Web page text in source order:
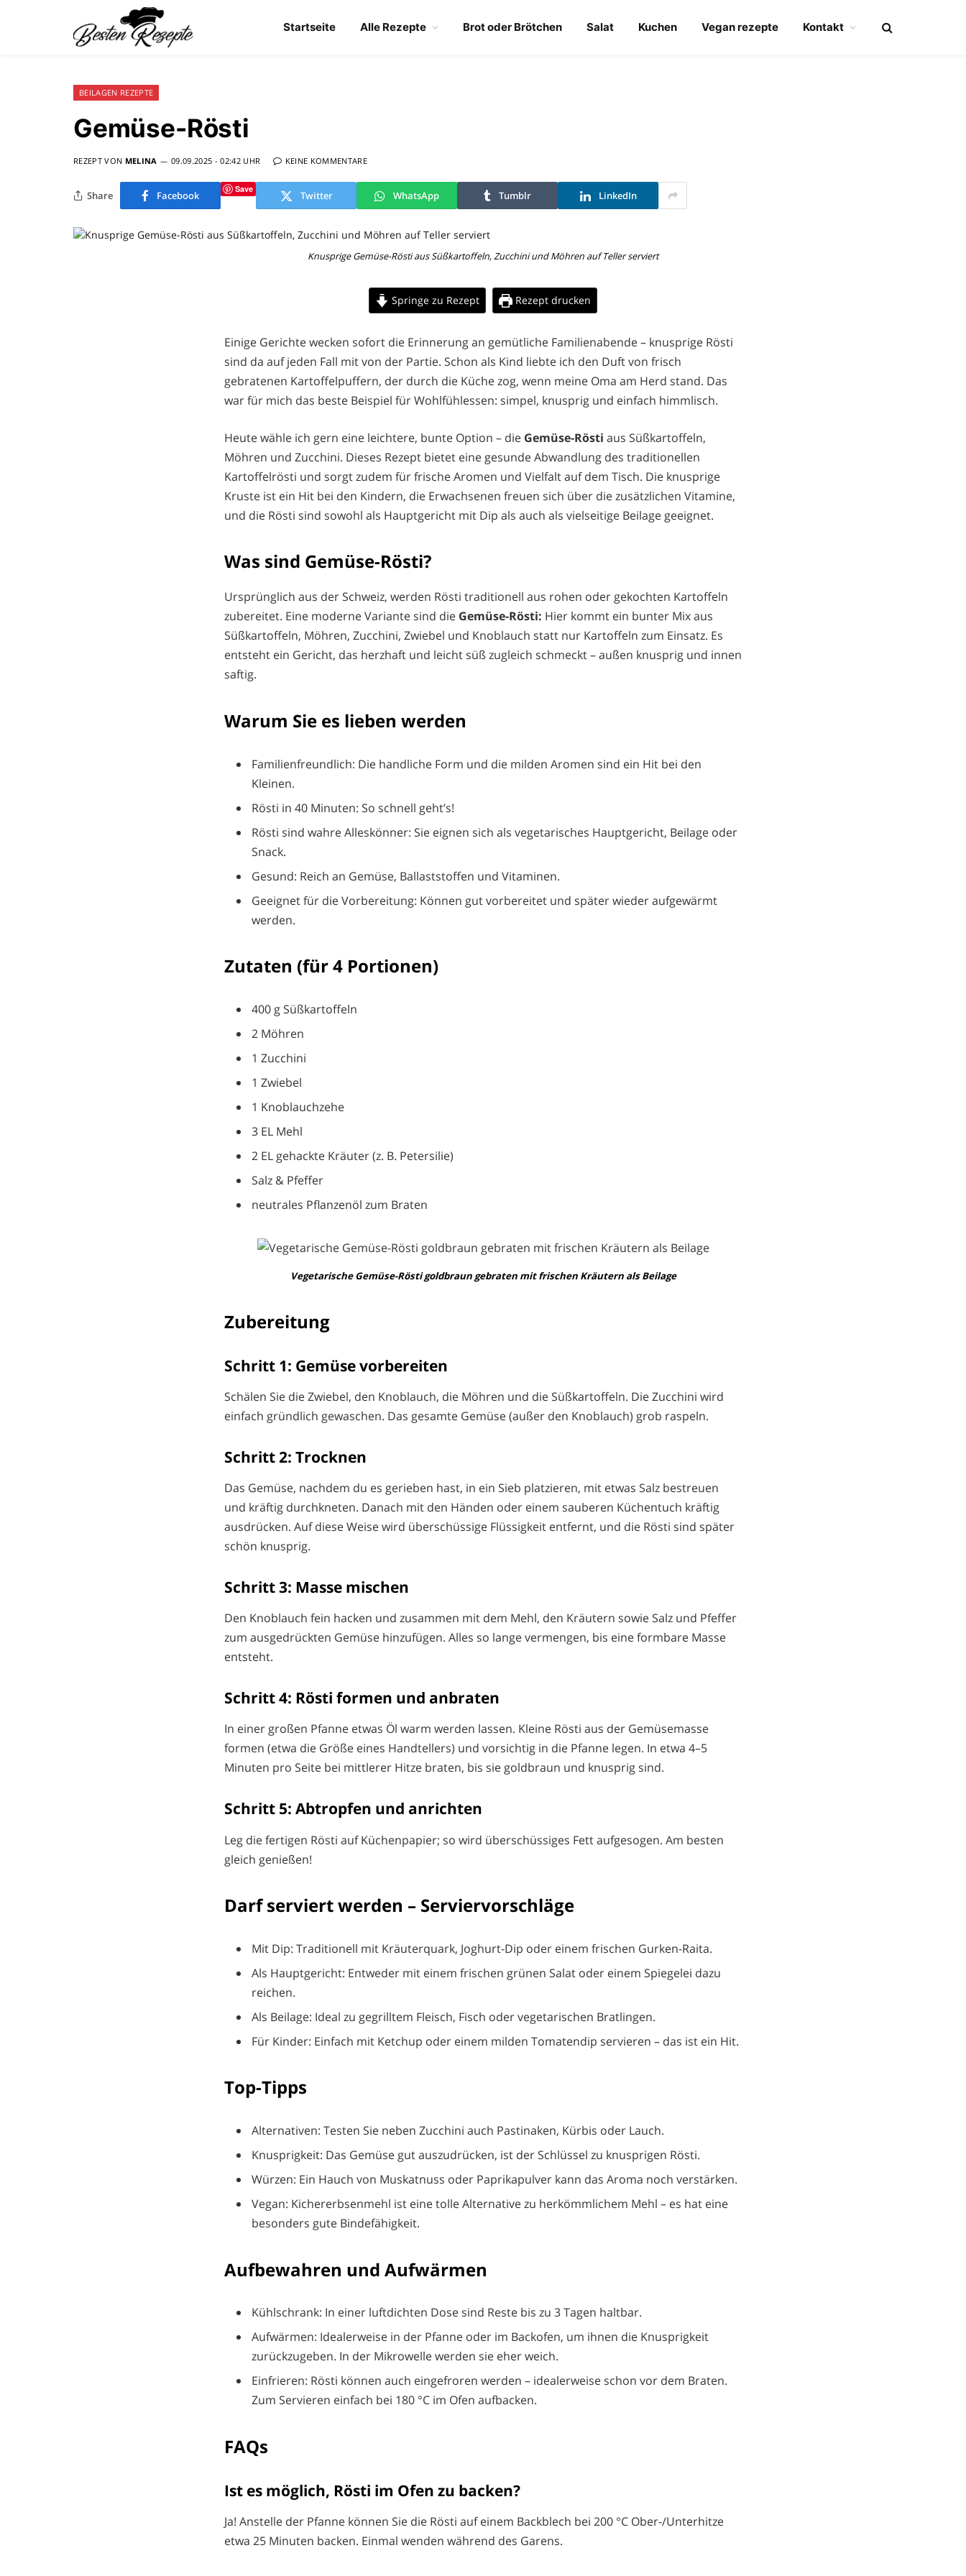
Startseite Alle Rezepte Brot oder Brötchen Salat Kuchen Vegan rezepte Kontakt
BEILAGEN REZEPTE
Gemüse-Rösti
REZEPT VON MELINA 09.09.2025 - 02:42 UHR KEINE KOMMENTARE
Share Facebook Save Twitter WhatsApp Tumblr LinkedIn
Knusprige Gemüse-Rösti aus Süßkartoffeln, Zucchini und Möhren auf Teller serviert
Springe zu Rezept Rezept drucken
Einige Gerichte wecken sofort die Erinnerung an gemütliche Familienabende – knusprige Rösti
sind da auf jeden Fall mit von der Partie. Schon als Kind liebte ich den Duft von frisch
gebratenen Kartoffelpuffern, der durch die Küche zog, wenn meine Oma am Herd stand. Das
war für mich das beste Beispiel für Wohlfühlessen: simpel, knusprig und einfach himmlisch.
Heute wähle ich gern eine leichtere, bunte Option – die Gemüse-Rösti aus Süßkartoffeln,
Möhren und Zucchini. Dieses Rezept bietet eine gesunde Abwandlung des traditionellen
Kartoffelrösti und sorgt zudem für frische Aromen und Vielfalt auf dem Tisch. Die knusprige
Kruste ist ein Hit bei den Kindern, die Erwachsenen freuen sich über die zusätzlichen Vitamine,
und die Rösti sind sowohl als Hauptgericht mit Dip als auch als vielseitige Beilage geeignet.
Was sind Gemüse-Rösti?
Ursprünglich aus der Schweiz, werden Rösti traditionell aus rohen oder gekochten Kartoffeln
zubereitet. Eine moderne Variante sind die Gemüse-Rösti: Hier kommt ein bunter Mix aus
Süßkartoffeln, Möhren, Zucchini, Zwiebel und Knoblauch statt nur Kartoffeln zum Einsatz. Es
entsteht ein Gericht, das herzhaft und leicht süß zugleich schmeckt – außen knusprig und innen
saftig.
Warum Sie es lieben werden
Familienfreundlich: Die handliche Form und die milden Aromen sind ein Hit bei den
Kleinen.
Rösti in 40 Minuten: So schnell geht’s!
Rösti sind wahre Alleskönner: Sie eignen sich als vegetarisches Hauptgericht, Beilage oder
Snack.
Gesund: Reich an Gemüse, Ballaststoffen und Vitaminen.
Geeignet für die Vorbereitung: Können gut vorbereitet und später wieder aufgewärmt
werden.
Zutaten (für 4 Portionen)
400 g Süßkartoffeln
2 Möhren
1 Zucchini
1 Zwiebel
1 Knoblauchzehe
3 EL Mehl
2 EL gehackte Kräuter (z. B. Petersilie)
Salz & Pfeffer
neutrales Pflanzenöl zum Braten
Vegetarische Gemüse-Rösti goldbraun gebraten mit frischen Kräutern als Beilage
Zubereitung
Schritt 1: Gemüse vorbereiten
Schälen Sie die Zwiebel, den Knoblauch, die Möhren und die Süßkartoffeln. Die Zucchini wird
einfach gründlich gewaschen. Das gesamte Gemüse (außer den Knoblauch) grob raspeln.
Schritt 2: Trocknen
Das Gemüse, nachdem du es gerieben hast, in ein Sieb platzieren, mit etwas Salz bestreuen
und kräftig durchkneten. Danach mit den Händen oder einem sauberen Küchentuch kräftig
ausdrücken. Auf diese Weise wird überschüssige Flüssigkeit entfernt, und die Rösti sind später
schön knusprig.
Schritt 3: Masse mischen
Den Knoblauch fein hacken und zusammen mit dem Mehl, den Kräutern sowie Salz und Pfeffer
zum ausgedrückten Gemüse hinzufügen. Alles so lange vermengen, bis eine formbare Masse
entsteht.
Schritt 4: Rösti formen und anbraten
In einer großen Pfanne etwas Öl warm werden lassen. Kleine Rösti aus der Gemüsemasse
formen (etwa die Größe eines Handtellers) und vorsichtig in die Pfanne legen. In etwa 4–5
Minuten pro Seite bei mittlerer Hitze braten, bis sie goldbraun und knusprig sind.
Schritt 5: Abtropfen und anrichten
Leg die fertigen Rösti auf Küchenpapier; so wird überschüssiges Fett aufgesogen. Am besten
gleich genießen!
Darf serviert werden – Serviervorschläge
Mit Dip: Traditionell mit Kräuterquark, Joghurt-Dip oder einem frischen Gurken-Raita.
Als Hauptgericht: Entweder mit einem frischen grünen Salat oder einem Spiegelei dazu
reichen.
Als Beilage: Ideal zu gegrilltem Fleisch, Fisch oder vegetarischen Bratlingen.
Für Kinder: Einfach mit Ketchup oder einem milden Tomatendip servieren – das ist ein Hit.
Top-Tipps
Alternativen: Testen Sie neben Zucchini auch Pastinaken, Kürbis oder Lauch.
Knusprigkeit: Das Gemüse gut auszudrücken, ist der Schlüssel zu knusprigen Rösti.
Würzen: Ein Hauch von Muskatnuss oder Paprikapulver kann das Aroma noch verstärken.
Vegan: Kichererbsenmehl ist eine tolle Alternative zu herkömmlichem Mehl – es hat eine
besonders gute Bindefähigkeit.
Aufbewahren und Aufwärmen
Kühlschrank: In einer luftdichten Dose sind Reste bis zu 3 Tagen haltbar.
Aufwärmen: Idealerweise in der Pfanne oder im Backofen, um ihnen die Knusprigkeit
zurückzugeben. In der Mikrowelle werden sie eher weich.
Einfrieren: Rösti können auch eingefroren werden – idealerweise schon vor dem Braten.
Zum Servieren einfach bei 180 °C im Ofen aufbacken.
FAQs
Ist es möglich, Rösti im Ofen zu backen?
Ja! Anstelle der Pfanne können Sie die Rösti auf einem Backblech bei 200 °C Ober-/Unterhitze
etwa 25 Minuten backen. Einmal wenden während des Garens.